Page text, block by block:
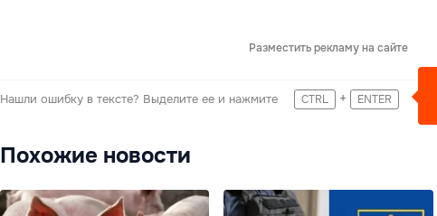
Разместить рекламу на сайте
Нашли ошибку в тексте? Выделите ее и нажмите CTRL + ENTER
Похожие новости